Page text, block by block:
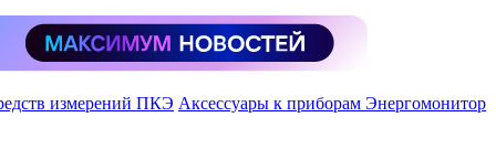
измерений ПКЭ Аксессуары к приборам Энергомонитор